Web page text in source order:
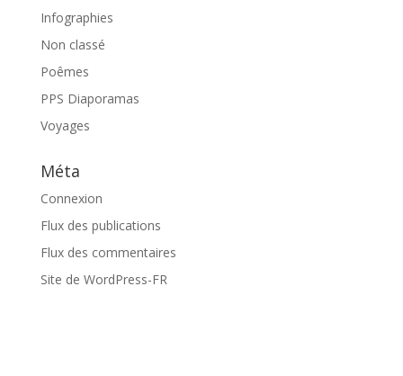
Infographies
Non classé
Poêmes
PPS Diaporamas
Voyages
Méta
Connexion
Flux des publications
Flux des commentaires
Site de WordPress-FR